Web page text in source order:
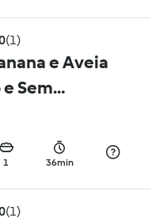
(1)
e Aveia
Sem
1 36min
(1)